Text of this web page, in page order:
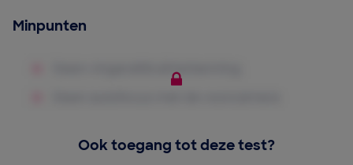
Minpunten
Ook toegang tot deze test?